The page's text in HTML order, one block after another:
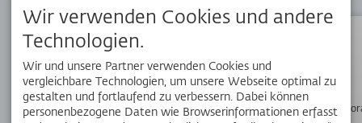
Dein Reisebegleiter vor Ort. Hol dir die kostenlose OK Bergbahnen
SOCIAL MEDIA
Wir verwenden Cookies und andere
Technologien.
Wir und unsere Partner verwenden Cookies und
vergleichbare Technologien, um unsere Webseite optimal zu
gestalten und fortlaufend zu verbessern. Dabei können
personenbezogene Daten wie Browserinformationen erfasst